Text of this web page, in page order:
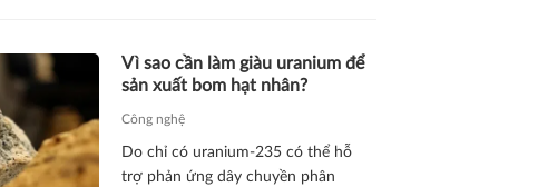
Vì sao cần làm giàu uranium để
sản xuất bom hạt nhân?
Công nghệ
Do chỉ có uranium-235 có thể hỗ
trợ phản ứng dây chuyền phân